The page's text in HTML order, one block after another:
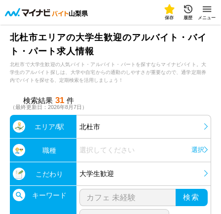
山梨県
保存 履歴 メニュー
北杜市エリアの大学生歓迎のアルバイト・バイ
ト・パート求人情報
北杜市で大学生歓迎の人気バイト・アルバイト・パートを探すならマイナビバイト。大
学生のアルバイト探しは、大学や自宅からの通勤のしやすさが重要なので、通学定期券
内でバイトを探せる、定期検索を活用しましょう！
検索結果 31 件
（最終更新日：2026年8月7日）
エリア/駅 北杜市
職種 選択してください 選択
こだわり 大学生歓迎
キーワード 検索